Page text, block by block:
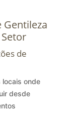
Gentileza
de
locais onde
desde